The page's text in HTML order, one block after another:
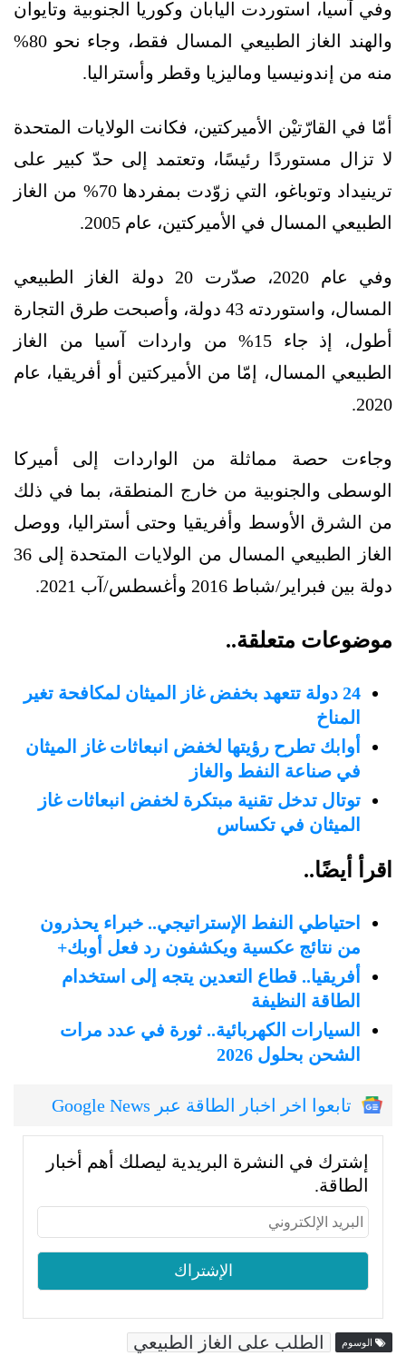
وفي آسيا، استوردت اليابان وكوريا الجنوبية وتايوان
والهند الغاز الطبيعي المسال فقط، وجاء نحو 80%
منه من إندونيسيا وماليزيا وقطر وأستراليا.
أمّا في القارّتيْن الأميركتين، فكانت الولايات المتحدة
لا تزال مستوردًا رئيسًا، وتعتمد إلى حدّ كبير على
ترينيداد وتوباغو، التي زوّدت بمفردها 70% من الغاز
الطبيعي المسال في الأميركتين، عام 2005.
وفي عام 2020، صدّرت 20 دولة الغاز الطبيعي
المسال، واستوردته 43 دولة، وأصبحت طرق التجارة
أطول، إذ جاء 15% من واردات آسيا من الغاز
الطبيعي المسال، إمّا من الأميركتين أو أفريقيا، عام
2020.
وجاءت حصة مماثلة من الواردات إلى أميركا
الوسطى والجنوبية من خارج المنطقة، بما في ذلك
من الشرق الأوسط وأفريقيا وحتى أستراليا، ووصل
الغاز الطبيعي المسال من الولايات المتحدة إلى 36
دولة بين فبراير/شباط 2016 وأغسطس/آب 2021.
موضوعات متعلقة..
24 دولة تتعهد بخفض غاز الميثان لمكافحة تغير
المناخ
أوابك تطرح رؤيتها لخفض انبعاثات غاز الميثان
في صناعة النفط والغاز
توتال تدخل تقنية مبتكرة لخفض انبعاثات غاز
الميثان في تكساس
اقرأ أيضًا..
احتياطي النفط الإستراتيجي.. خبراء يحذرون
من نتائج عكسية ويكشفون رد فعل أوبك+
أفريقيا.. قطاع التعدين يتجه إلى استخدام
الطاقة النظيفة
السيارات الكهربائية.. ثورة في عدد مرات
الشحن بحلول 2026
تابعوا اخر اخبار الطاقة عبر Google News
إشترك في النشرة البريدية ليصلك أهم أخبار
الطاقة.
الوسوم
الطلب على الغاز الطبيعي